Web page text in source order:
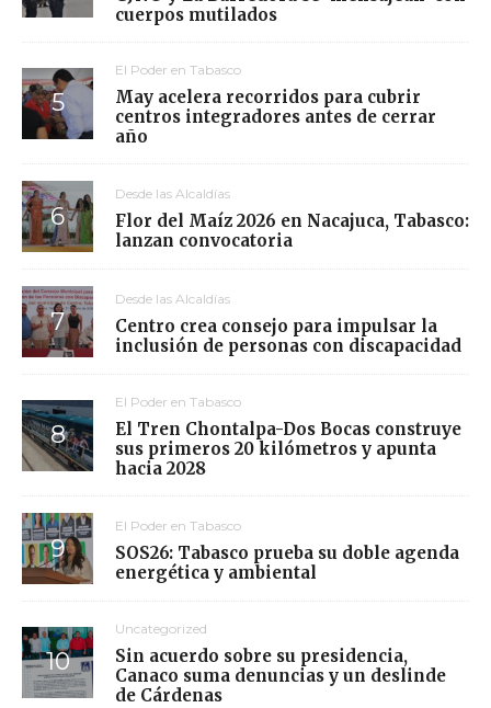
cuerpos mutilados
El Poder en Tabasco
May acelera recorridos para cubrir
centros integradores antes de cerrar
año
Desde las Alcaldías
Flor del Maíz 2026 en Nacajuca, Tabasco:
lanzan convocatoria
Desde las Alcaldías
Centro crea consejo para impulsar la
inclusión de personas con discapacidad
El Poder en Tabasco
El Tren Chontalpa-Dos Bocas construye
sus primeros 20 kilómetros y apunta
hacia 2028
El Poder en Tabasco
SOS26: Tabasco prueba su doble agenda
energética y ambiental
Uncategorized
Sin acuerdo sobre su presidencia,
Canaco suma denuncias y un deslinde
de Cárdenas